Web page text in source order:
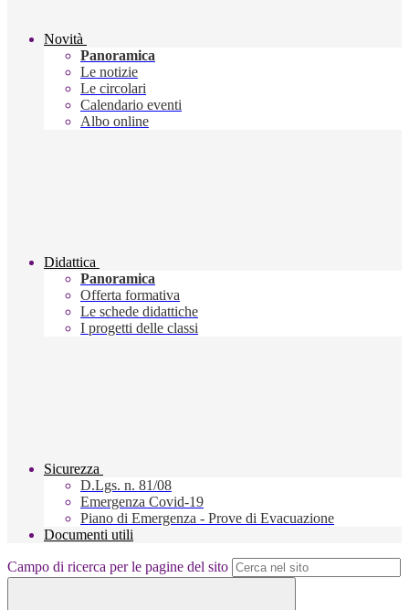
Novità
Panoramica
Le notizie
Le circolari
Calendario eventi
Albo online
Didattica
Panoramica
Offerta formativa
Le schede didattiche
I progetti delle classi
Sicurezza
D.Lgs. n. 81/08
Emergenza Covid-19
Piano di Emergenza - Prove di Evacuazione
Documenti utili
Campo di ricerca per le pagine del sito